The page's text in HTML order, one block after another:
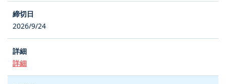
2026/9/24
詳細